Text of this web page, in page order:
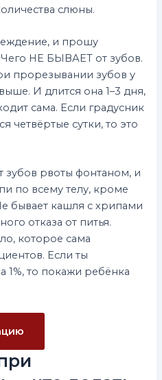
слюны.
и прошу
Чего НЕ БЫВАЕТ от зубов.
прорезывании зубов у
И длится она 1–3 дня,
сама. Если градусник
четвёртые сутки, то это
зубов рвоты фонтаном, и
по всему телу, кроме
бывает кашля с хрипами
отказа от питья.
которое сама
Если ты
1%, то покажи ребёнка